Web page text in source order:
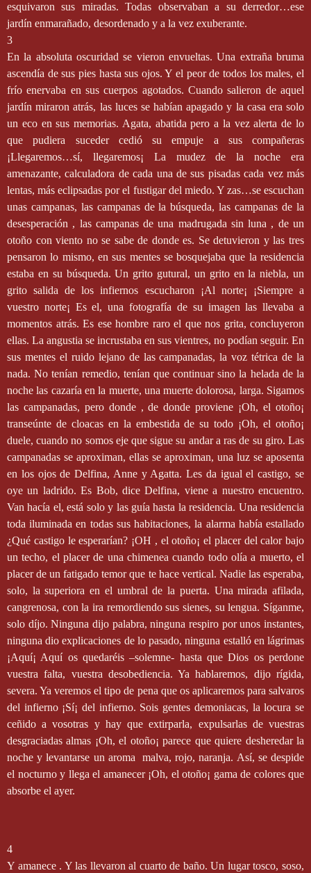
esquivaron sus miradas. Todas observaban a su derredor…ese
jardín enmarañado, desordenado y a la vez exuberante.
3
En la absoluta oscuridad se vieron envueltas. Una extraña bruma
ascendía de sus pies hasta sus ojos. Y el peor de todos los males, el
frío enervaba en sus cuerpos agotados. Cuando salieron de aquel
jardín miraron atrás, las luces se habían apagado y la casa era solo
un eco en sus memorias. Agata, abatida pero a la vez alerta de lo
que pudiera suceder cedió su empuje a sus compañeras
¡Llegaremos…sí, llegaremos¡ La mudez de la noche era
amenazante, calculadora de cada una de sus pisadas cada vez más
lentas, más eclipsadas por el fustigar del miedo. Y zas…se escuchan
unas campanas, las campanas de la búsqueda, las campanas de la
desesperación , las campanas de una madrugada sin luna , de un
otoño con viento no se sabe de donde es. Se detuvieron y las tres
pensaron lo mismo, en sus mentes se bosquejaba que la residencia
estaba en su búsqueda. Un grito gutural, un grito en la niebla, un
grito salida de los infiernos escucharon ¡Al norte¡ ¡Siempre a
vuestro norte¡ Es el, una fotografía de su imagen las llevaba a
momentos atrás. Es ese hombre raro el que nos grita, concluyeron
ellas. La angustia se incrustaba en sus vientres, no podían seguir. En
sus mentes el ruido lejano de las campanadas, la voz tétrica de la
nada. No tenían remedio, tenían que continuar sino la helada de la
noche las cazaría en la muerte, una muerte dolorosa, larga. Sigamos
las campanadas, pero donde , de donde proviene ¡Oh, el otoño¡
transeúnte de cloacas en la embestida de su todo ¡Oh, el otoño¡
duele, cuando no somos eje que sigue su andar a ras de su giro. Las
campanadas se aproximan, ellas se aproximan, una luz se aposenta
en los ojos de Delfina, Anne y Agatta. Les da igual el castigo, se
oye un ladrido. Es Bob, dice Delfina, viene a nuestro encuentro.
Van hacía el, está solo y las guía hasta la residencia. Una residencia
toda iluminada en todas sus habitaciones, la alarma había estallado
¿Qué castigo le esperarían? ¡OH , el otoño¡ el placer del calor bajo
un techo, el placer de una chimenea cuando todo olía a muerto, el
placer de un fatigado temor que te hace vertical. Nadie las esperaba,
solo, la superiora en el umbral de la puerta. Una mirada afilada,
cangrenosa, con la ira remordiendo sus sienes, su lengua. Síganme,
solo díjo. Ninguna dijo palabra, ninguna respiro por unos instantes,
ninguna dio explicaciones de lo pasado, ninguna estalló en lágrimas
¡Aquí¡ Aquí os quedaréis –solemne- hasta que Dios os perdone
vuestra falta, vuestra desobediencia. Ya hablaremos, dijo rígida,
severa. Ya veremos el tipo de pena que os aplicaremos para salvaros
del infierno ¡Sí¡ del infierno. Sois gentes demoniacas, la locura se
ceñido a vosotras y hay que extirparla, expulsarlas de vuestras
desgraciadas almas ¡Oh, el otoño¡ parece que quiere desheredar la
noche y levantarse un aroma
malva, rojo, naranja. Así, se despide
el nocturno y llega el amanecer ¡Oh, el otoño¡ gama de colores que
absorbe el ayer.
4
Y amanece . Y las llevaron al cuarto de baño. Un lugar tosco, soso,